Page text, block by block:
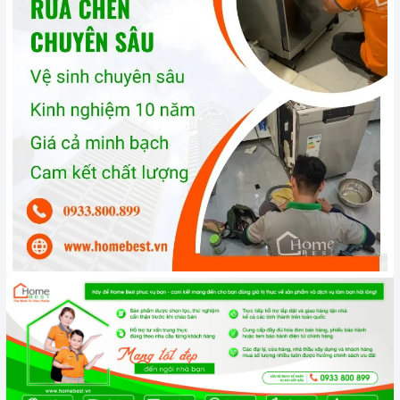
sinh.
Bảo quản máy rửa chén đúng cách: Khi không sử dụngmáy
rửa chén, bạn nên tắt nguồn và xả hết nước trong máy. Bạn
cũng nên đóng cửa máy để ngăn bụi bẩn và côn trùng xâm
nhập.
3. Tại sao nên chọn mua sản phẩm tại Home Best?
Cam kết hàng chính hãng: Chúng tôi cam kết cung cấp sản
phẩm chính hãng 100%, có nguồn gốc, xuất xứ và chứng từ
rõ ràng.
Chế độ hỗ trợ bảo hành linh hoạt:Hướng dẫn sử dụng,
lắp đặt, chế độ bảo hành chính hãng, hậu mãi chuyên
nghiệp, đảm bảo rằng quý khách sẽ có trải nghiệm tuyệt vời
và không gặp bất kỳ khó khăn nào trong quá trình sử dụng
sản phẩm.
Vận chuyển lắp đặt nhanh chóng:
Đội ngũ tư vấn viên,